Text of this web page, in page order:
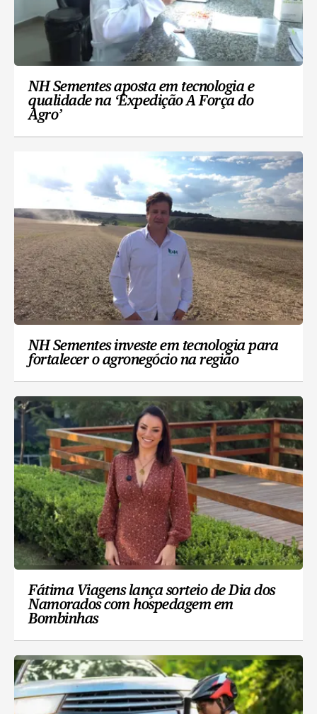
NH Sementes aposta em tecnologia e
qualidade na ‘Expedição A Força do
Agro’
NH Sementes investe em tecnologia para
fortalecer o agronegócio na região
Fátima Viagens lança sorteio de Dia dos
Namorados com hospedagem em
Bombinhas